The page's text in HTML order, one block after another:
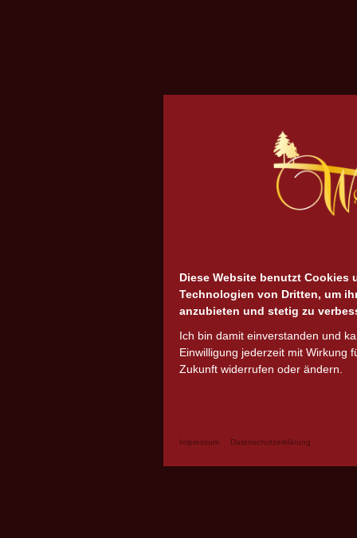
Diese Website benutzt Cookies
Technologien von Dritten, um
anzubieten und stetig zu
Ich bin damit einverstanden und
Einwilligung jederzeit mit Wirkung
Zukunft widerrufen oder ändern.
Impressum Datenschutzerklärung